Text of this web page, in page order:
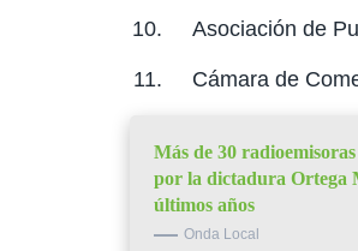
Asociación de
Cámara de
Más de 30
por la dictadura Ortega
últimos años
Onda Local